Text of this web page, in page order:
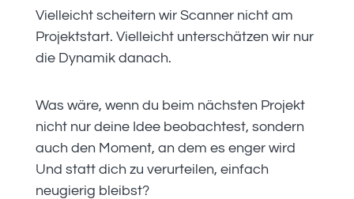
Vielleicht scheitern wir Scanner nicht am
Projektstart. Vielleicht unterschätzen wir nur
die Dynamik danach.
Was wäre, wenn du beim nächsten Projekt
nicht nur deine Idee beobachtest, sondern
auch den Moment, an dem es enger wird
Und statt dich zu verurteilen, einfach
neugierig bleibst?